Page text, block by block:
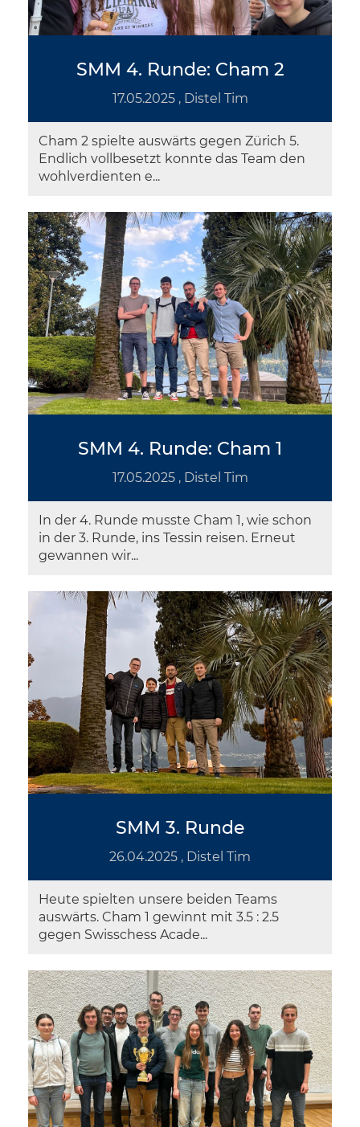
SMM 4. Runde: Cham 2
17.05.2025, Distel Tim
Cham 2 spielte auswärts gegen Zürich 5.
Endlich vollbesetzt konnte das Team den
wohlverdienten e...
SMM 4. Runde: Cham 1
17.05.2025, Distel Tim
In der 4. Runde musste Cham 1, wie schon
in der 3. Runde, ins Tessin reisen. Erneut
gewannen wir...
SMM 3. Runde
26.04.2025 , Distel Tim
Heute spielten unsere beiden Teams
auswärts. Cham 1 gewinnt mit 3.5 : 2.5
gegen Swisschess Acade...